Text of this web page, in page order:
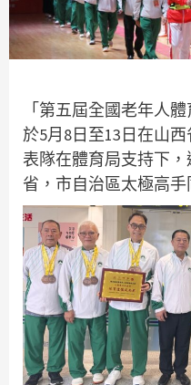
「第五屆全國老年人
於5月8日至13日在山
表隊在體育局支持下
省，市自治區太極高手